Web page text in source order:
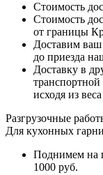
Стоимость
Стоимость
от границы
Доставим ваш
до приезда
Доставку в
транспортной
исходя из
Разгрузочные
Для кухонных
Поднимем на
1000 руб.